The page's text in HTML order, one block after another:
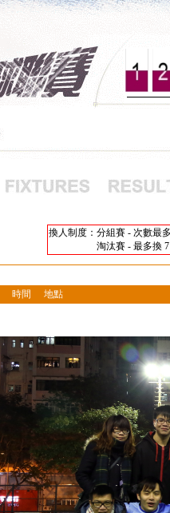
換人制度：分組賽 - 次數最
淘汰賽 - 最多換
時間 地點